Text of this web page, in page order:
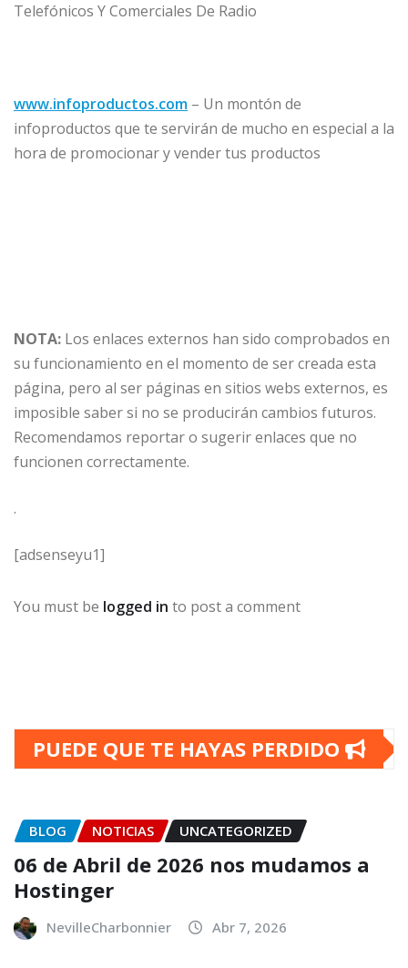
Telefónicos Y Comerciales De Radio
www.infoproductos.com – Un montón de
infoproductos que te servirán de mucho en especial a la
hora de promocionar y vender tus productos
NOTA: Los enlaces externos han sido comprobados en
su funcionamiento en el momento de ser creada esta
página, pero al ser páginas en sitios webs externos, es
imposible saber si no se producirán cambios futuros.
Recomendamos reportar o sugerir enlaces que no
funcionen correctamente.
.
[adsenseyu1]
You must be logged in to post a comment
PUEDE QUE TE HAYAS PERDIDO
BLOG NOTICIAS UNCATEGORIZED
06 de Abril de 2026 nos mudamos a
Hostinger
NevilleCharbonnier Abr 7, 2026